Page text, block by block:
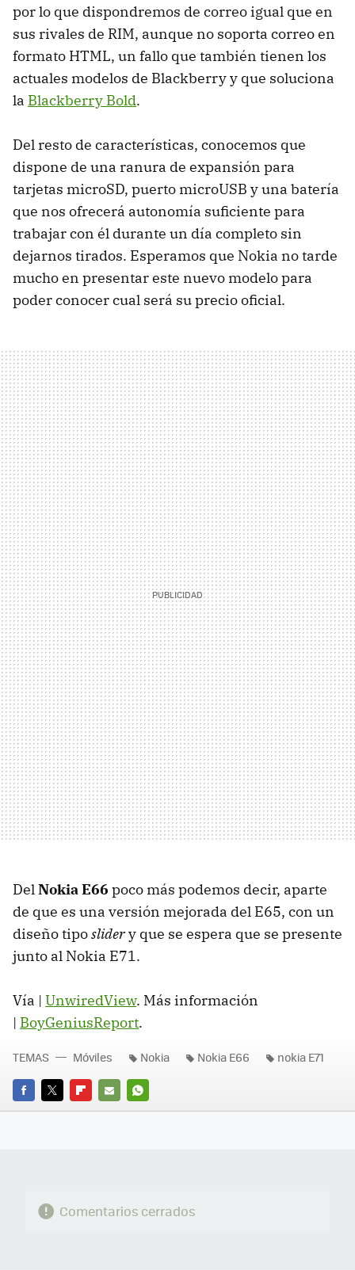
por lo que dispondremos de correo igual que en
sus rivales de RIM, aunque no soporta correo en
formato HTML, un fallo que también tienen los
actuales modelos de Blackberry y que soluciona
la Blackberry Bold.
Del resto de características, conocemos que
dispone de una ranura de expansión para
tarjetas microSD, puerto microUSB y una batería
que nos ofrecerá autonomía suficiente para
trabajar con él durante un día completo sin
dejarnos tirados. Esperamos que Nokia no tarde
mucho en presentar este nuevo modelo para
poder conocer cual será su precio oficial.
DelNokia E66 poco más podemos decir, aparte
de que es una versión mejorada del E65, con un
diseño tiposlidery que se espera que se presente
junto al Nokia E71.
Vía | UnwiredView. Más información
| BoyGeniusReport.
FACEBOOK
TWITTERFLIPBOARD
E-
WHATSAPP
TEMAS Móviles Nokia Nokia E66 nokia E71
Comentarios cerrados